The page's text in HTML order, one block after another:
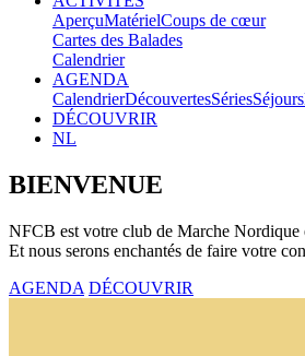
AperçuMatérielCoups de cœur
Cartes des Balades
Calendrier
AGENDA
CalendrierDécouvertesSériesSéjours
DÉCOUVRIR
NL
BIENVENUE
NFCB est votre club de Marche Nordique
Et nous serons enchantés de faire votre
AGENDA DÉCOUVRIR